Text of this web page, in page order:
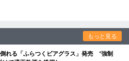
もっと見る
れる「ふらつくビアグラス」発売 “強制